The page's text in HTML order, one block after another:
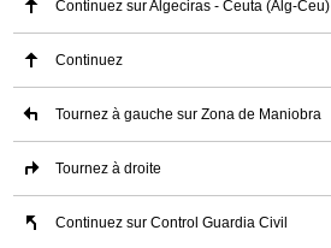
Continuez sur Algeciras - Ceuta (Alg-Ceu)
Continuez
Tournez à gauche sur Zona de Maniobra
Tournez à droite
Continuez sur Control Guardia Civil